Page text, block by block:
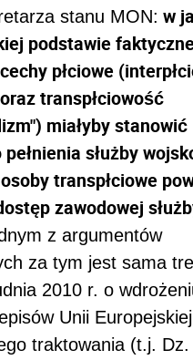
stanu MON: w
podstawie
płciowe
transpłciowość
miałyby stanowić
służby
transpłciowe
zawodowej
z argumentów
za tym jest sama
2010 r. o
Unii
traktowania (t.j.